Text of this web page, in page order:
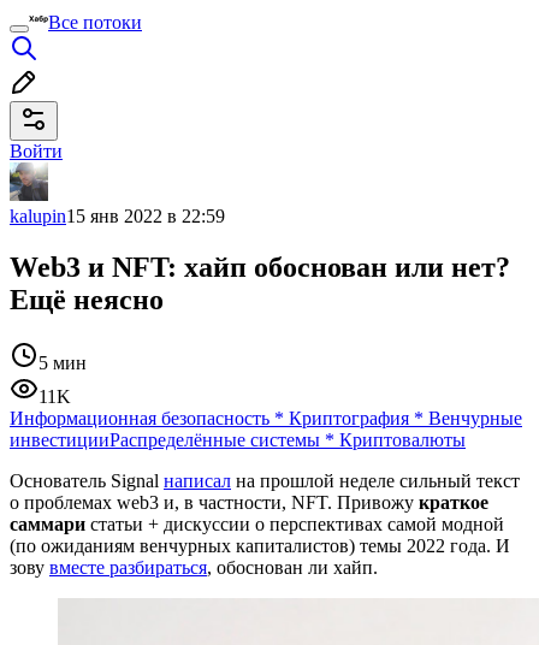
Все потоки
Войти
kalupin15 янв 2022 в 22:59
Web3 и NFT: хайп обоснован или нет?
Ещё неясно
5 мин
11K
Информационная безопасность * Криптография * Венчурные
инвестицииРаспределённые системы * Криптовалюты
Основатель Signal написал на прошлой неделе сильный текст
о проблемах web3 и, в частности, NFT. Привожу краткое
саммари статьи + дискуссии о перспективах самой модной
(по ожиданиям венчурных капиталистов) темы 2022 года. И
зову вместе разбираться, обоснован ли хайп.